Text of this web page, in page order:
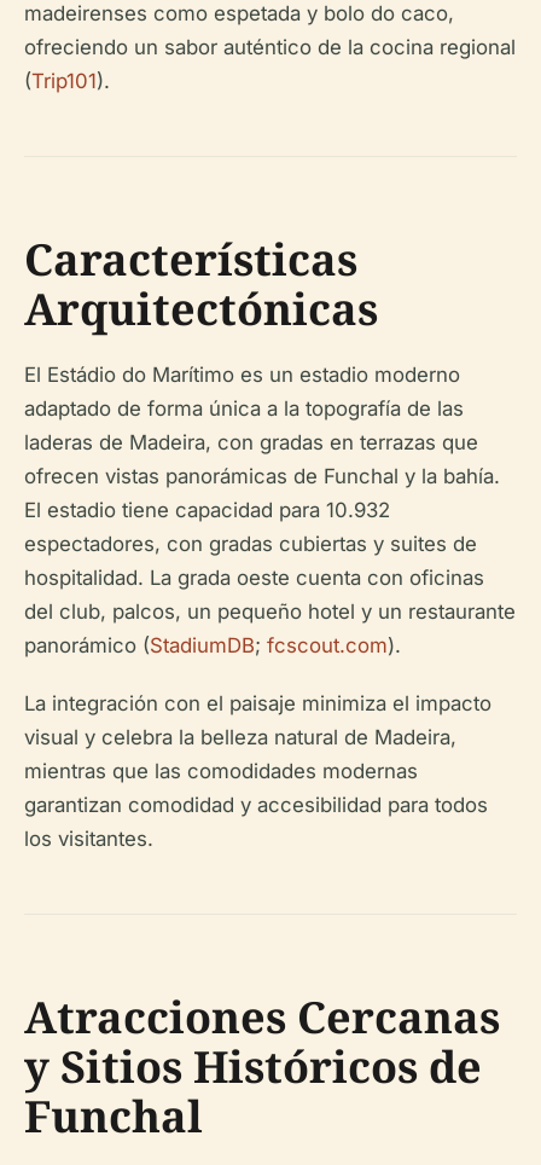
madeirenses como espetada y bolo do caco,
ofreciendo un sabor auténtico de la cocina regional
(Trip101).
Características
Arquitectónicas
El Estádio do Marítimo es un estadio moderno
adaptado de forma única a la topografía de las
laderas de Madeira, con gradas en terrazas que
ofrecen vistas panorámicas de Funchal y la bahía.
El estadio tiene capacidad para 10.932
espectadores, con gradas cubiertas y suites de
hospitalidad. La grada oeste cuenta con oficinas
del club, palcos, un pequeño hotel y un restaurante
panorámico (StadiumDB; fcscout.com).
La integración con el paisaje minimiza el impacto
visual y celebra la belleza natural de Madeira,
mientras que las comodidades modernas
garantizan comodidad y accesibilidad para todos
los visitantes.
Atracciones Cercanas
y Sitios Históricos de
Funchal